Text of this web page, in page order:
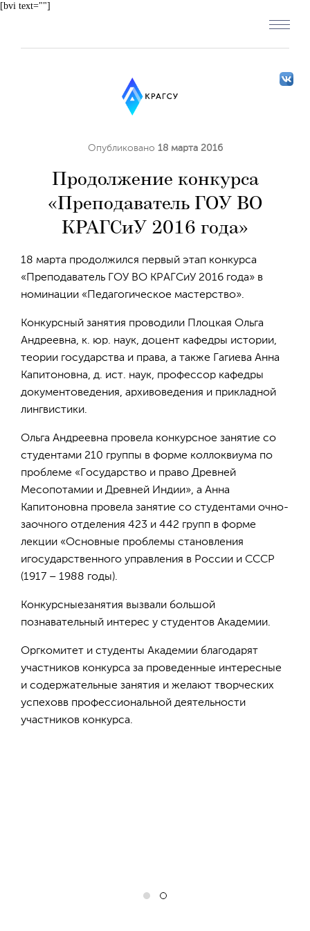
[bvi text=""]
Опубликовано 18 марта 2016
Продолжение конкурса
«Преподаватель ГОУ ВО
КРАГСиУ 2016 года»
18 марта продолжился первый этап конкурса
«Преподаватель ГОУ ВО КРАГСиУ 2016 года» в
номинации «Педагогическое мастерство».
Конкурсный занятия проводили Плоцкая Ольга
Андреевна, к. юр. наук, доцент кафедры истории,
теории государства и права, а также Гагиева Анна
Капитоновна, д. ист. наук, профессор кафедры
документоведения, архивоведения и прикладной
лингвистики.
Ольга Андреевна провела конкурсное занятие со
студентами 210 группы в форме коллоквиума по
проблеме «Государство и право Древней
Месопотамии и Древней Индии», а Анна
Капитоновна провела занятие со студентами очно-
заочного отделения 423 и 442 групп в форме
лекции «Основные проблемы становления
игосударственного управления в России и СССР
(1917 – 1988 годы).
Конкурсныезанятия вызвали большой
познавательный интерес у студентов Академии.
Оргкомитет и студенты Академии благодарят
участников конкурса за проведенные интересные
и содержательные занятия и желают творческих
успеховв профессиональной деятельности
участников конкурса.